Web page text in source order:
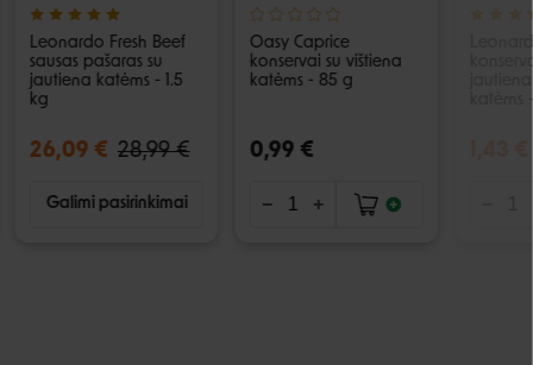
Leonardo Fresh Beef
sausas pašaras su
jautiena katėms - 1.5
kg
26,09 € 28,99 €
Galimi pasirinkimai
Oasy Caprice
konservai su vištiena
katėms - 85 g
0,99 €
katėms